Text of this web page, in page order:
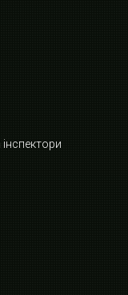
інспектори